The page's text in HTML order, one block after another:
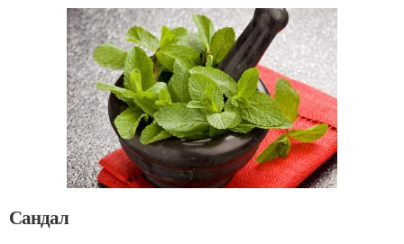
Сандал